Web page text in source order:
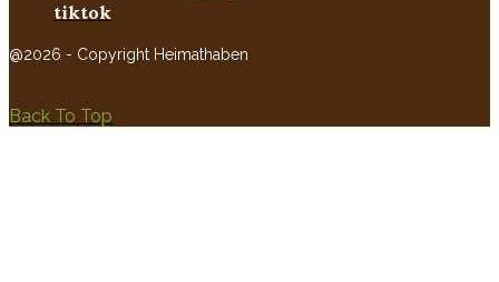
tiktok
@2026 - Copyright Heimathaben
Back To Top